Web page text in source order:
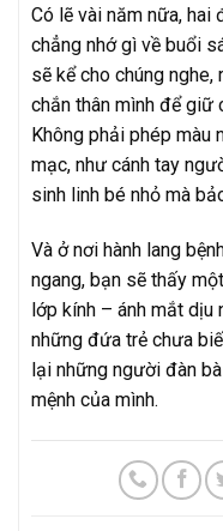
Có lẽ vài năm nữa,
chẳng nhớ gì về buổi
sẽ kể cho chúng
chắn thân mình để giữ
Không phải phép màu
mạc, như cánh tay
sinh linh bé nhỏ mà
Và ở nơi hành lang
ngang, bạn sẽ thấy
lớp kính – ánh mắt dịu
những đứa trẻ chưa
lại những người đàn
mệnh của mình.